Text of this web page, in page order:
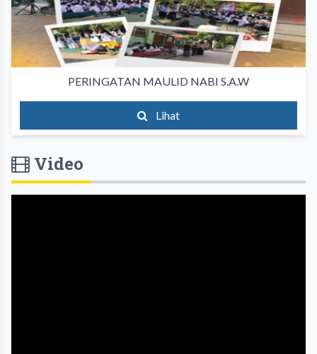
PERINGATAN MAULID NABI S.A.W
Lihat
Video